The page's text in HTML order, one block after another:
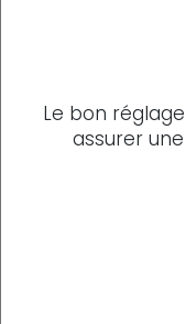
Le bon
assurer